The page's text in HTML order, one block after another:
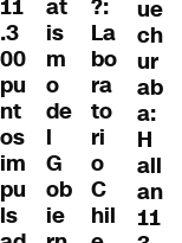
11
.3
00
pu
nt
os
im
pu
ls
at
is
m
o
de
l
G
ob
ie
?:
La
bo
ra
to
ri
o
C
hil
ue
ch
ur
ab
a:
H
all
an
11